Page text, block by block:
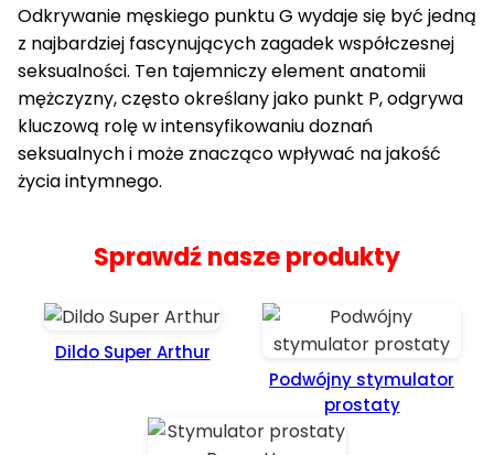
Odkrywanie męskiego punktu G wydaje się być jedną
z najbardziej fascynujących zagadek współczesnej
seksualności. Ten tajemniczy element anatomii
mężczyzny, często określany jako punkt P, odgrywa
kluczową rolę w intensyfikowaniu doznań
seksualnych i może znacząco wpływać na jakość
życia intymnego.
Sprawdź nasze produkty
Dildo Super Arthur
Podwójny stymulator
prostaty